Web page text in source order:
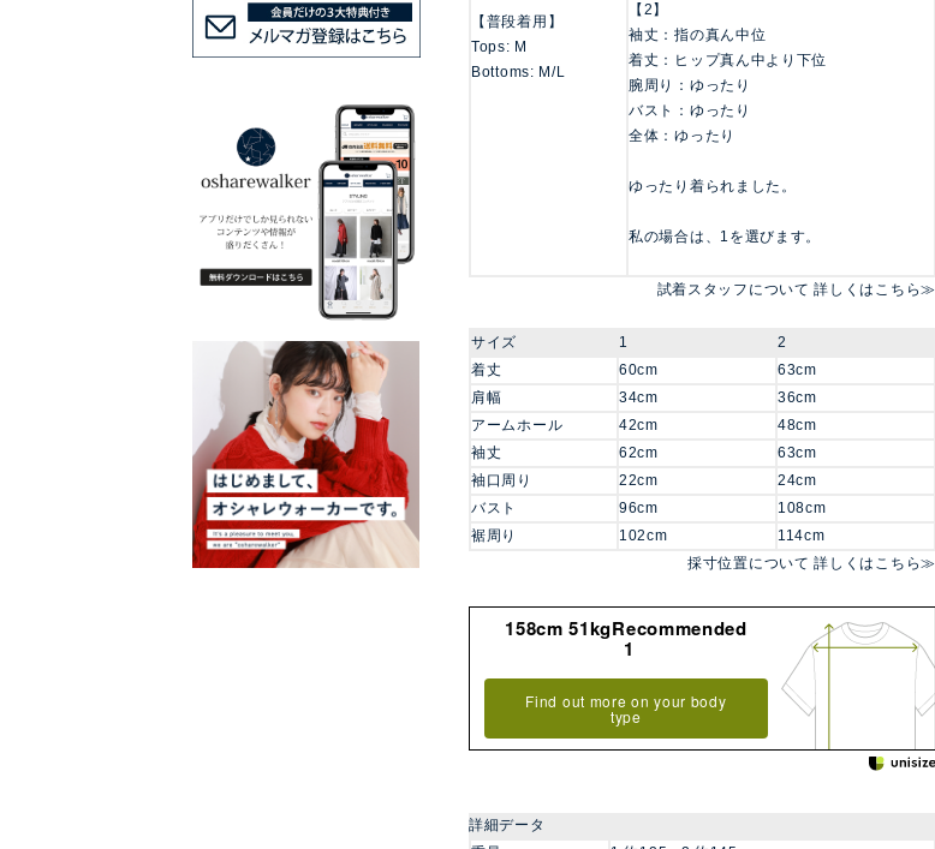
【普段着用】
Tops: M
Bottoms: M/L
【2】
袖丈：指の真ん中位
着丈：ヒップ真ん中より下位
腕周り：ゆったり
バスト：ゆったり
全体：ゆったり
ゆったり着られました。
私の場合は、1を選びます。
試着スタッフについて 詳しくはこちら≫
サイズ 1
2
着丈
60cm
63cm
肩幅
34cm
36cm
アームホール
42cm
48cm
袖丈
62cm
63cm
袖口周り
22cm
24cm
バスト
96cm
108cm
裾周り
102cm
114cm
採寸位置について 詳しくはこちら≫
158cm 51kgRecommended
1
Find out more on your body
type
詳細データ